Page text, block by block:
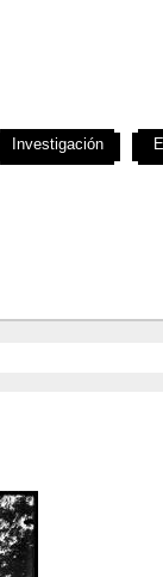
Investigación